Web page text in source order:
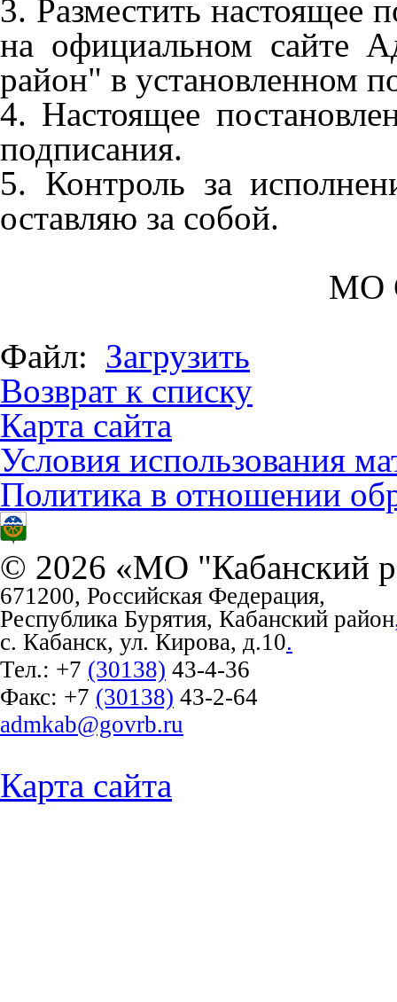
3. Разместить настоящее
на официальном сайте
район" в установленном
4. Настоящее
подписания.
5. Контроль за
оставляю за собой.
МО
Файл: Загрузить
Возврат к списку
Карта сайта
Условия использования
Политика в отношении
© 2026 «МО "Кабанский
671200, Российская Федерация,
Республика Бурятия, Кабанский район
с. Кабанск, ул. Кирова, д.10.
Тел.: +7 (30138) 43-4-36
Факс: +7 (30138) 43-2-64
admkab@govrb.ru
Карта сайта